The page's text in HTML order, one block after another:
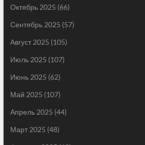
Октябрь 2025 (66)
Сентябрь 2025 (57)
Август 2025 (105)
Июль 2025 (107)
Июнь 2025 (62)
Май 2025 (107)
Апрель 2025 (44)
Март 2025 (48)